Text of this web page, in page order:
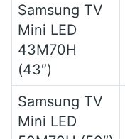
Samsung TV
Mini LED
43M70H
(43″)
Samsung TV
Mini LED